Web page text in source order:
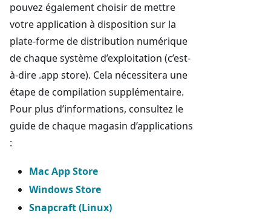
pouvez également choisir de mettre
votre application à disposition sur la
plate-forme de distribution numérique
de chaque système d’exploitation (c’est-
à-dire .app store). Cela nécessitera une
étape de compilation supplémentaire.
Pour plus d’informations, consultez le
guide de chaque magasin d’applications
:
Mac App Store
Windows Store
Snapcraft (Linux)